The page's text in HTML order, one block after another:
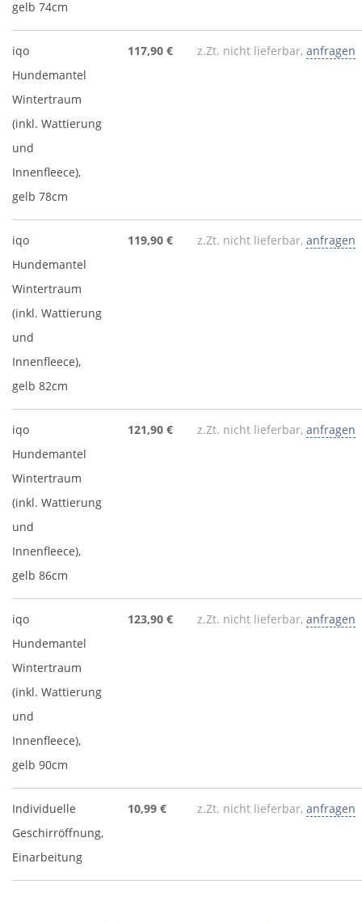
gelb 74cm
iqo
Hundemantel
Wintertraum
(inkl. Wattierung
und
Innenfleece),
gelb 78cm
117,90 € z.Zt. nicht lieferbar, anfragen
iqo
Hundemantel
Wintertraum
(inkl. Wattierung
und
Innenfleece),
gelb 82cm
119,90 € z.Zt. nicht lieferbar, anfragen
iqo
Hundemantel
Wintertraum
(inkl. Wattierung
und
Innenfleece),
gelb 86cm
121,90 € z.Zt. nicht lieferbar, anfragen
iqo
Hundemantel
Wintertraum
(inkl. Wattierung
und
Innenfleece),
gelb 90cm
123,90 € z.Zt. nicht lieferbar, anfragen
Individuelle
Geschirröffnung,
Einarbeitung
10,99 € z.Zt. nicht lieferbar, anfragen